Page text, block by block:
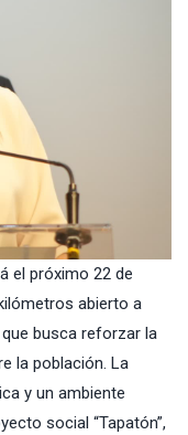
el próximo 22 de
abierto a
busca reforzar la
la población. La
y un ambiente
social “Tapatón”,